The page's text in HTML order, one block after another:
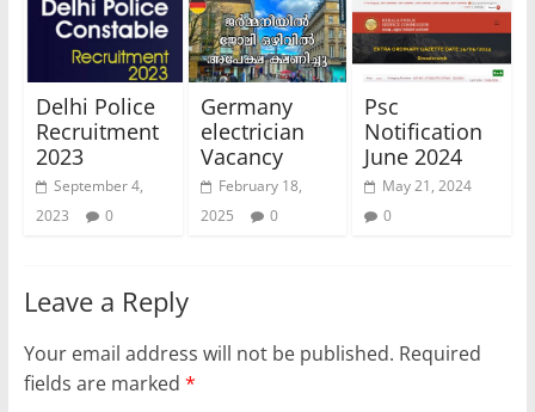
Delhi Police
Recruitment
2023
September 4,
2023
0
Germany
electrician
Vacancy
February 18,
2025
0
Psc
Notification
June 2024
May 21, 2024
0
Leave a Reply
Your email address will not be published. Required
fields are marked *